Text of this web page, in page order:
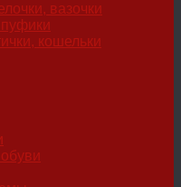
вазочки
кошельки